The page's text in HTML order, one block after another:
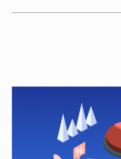
unverbindlich mitteilen.